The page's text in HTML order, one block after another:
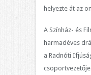
helyezte át az
A Színház- és
harmadéves
a Radnóti